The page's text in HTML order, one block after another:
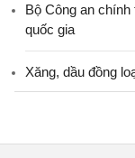
Bộ Công an
quốc gia
Xăng, dầu đồng